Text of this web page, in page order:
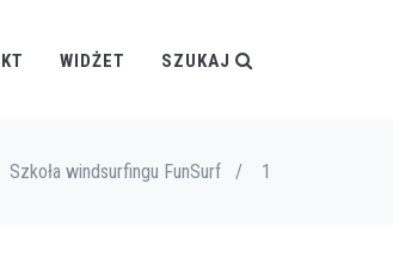
WIDŻET SZUKAJ
Szkoła windsurfingu FunSurf / 1